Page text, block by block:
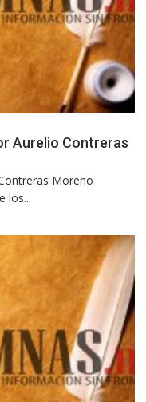
Aurelio Contreras
Moreno
los...